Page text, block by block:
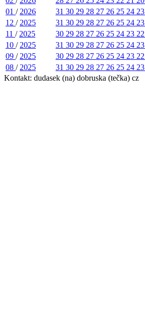
01 / 2026 31 30 29 28 27 26 25 24 23
12 / 2025 31 30 29 28 27 26 25 24 23
11 / 2025 30 29 28 27 26 25 24 23 22
10 / 2025 31 30 29 28 27 26 25 24 23
09 / 2025 30 29 28 27 26 25 24 23 22
08 / 2025 31 30 29 28 27 26 25 24 23
Kontakt: dudasek (na) dobruska (tečka) cz